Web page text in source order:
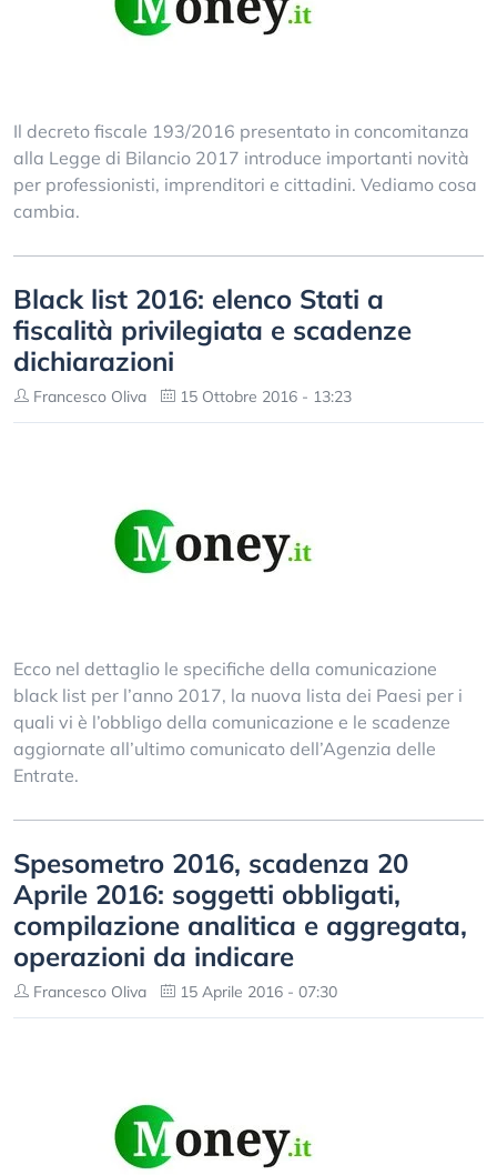
Il decreto fiscale 193/2016 presentato in concomitanza
alla Legge di Bilancio 2017 introduce importanti novità
per professionisti, imprenditori e cittadini. Vediamo cosa
cambia.
Black list 2016: elenco Stati a
fiscalità privilegiata e scadenze
dichiarazioni
Francesco Oliva 15 Ottobre 2016 - 13:23
Ecco nel dettaglio le specifiche della comunicazione
black list per l’anno 2017, la nuova lista dei Paesi per i
quali vi è l’obbligo della comunicazione e le scadenze
aggiornate all’ultimo comunicato dell’Agenzia delle
Entrate.
Spesometro 2016, scadenza 20
Aprile 2016: soggetti obbligati,
compilazione analitica e aggregata,
operazioni da indicare
Francesco Oliva 15 Aprile 2016 - 07:30